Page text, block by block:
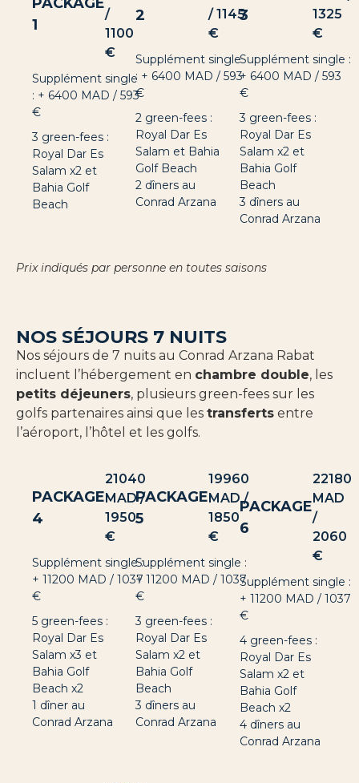
1
/
1100
€
Supplément single
: + 6400 MAD / 593
€
3 green-fees :
Royal Dar Es
Salam x2 et
Bahia Golf
Beach
2
/ 1145
€
Supplément single
: + 6400 MAD / 593
€
2 green-fees :
Royal Dar Es
Salam et Bahia
Golf Beach
2 dîners au
Conrad Arzana
3
1325
€
Supplément single :
+ 6400 MAD / 593
€
3 green-fees :
Royal Dar Es
Salam x2 et
Bahia Golf
Beach
3 dîners au
Conrad Arzana
Prix indiqués par personne en toutes saisons
NOS SÉJOURS 7 NUITS
Nos séjours de 7 nuits au Conrad Arzana Rabat
incluent l’hébergement en chambre double, les
petits déjeuners, plusieurs green-fees sur les
golfs partenaires ainsi que les transferts entre
l’aéroport, l’hôtel et les golfs.
PACKAGE
4
21040
MAD /
1950
€
Supplément single :
+ 11200 MAD / 1037
€
5 green-fees :
Royal Dar Es
Salam x3 et
Bahia Golf
Beach x2
1 dîner au
Conrad Arzana
PACKAGE
5
19960
MAD /
1850
€
Supplément single :
+ 11200 MAD / 1037
€
3 green-fees :
Royal Dar Es
Salam x2 et
Bahia Golf
Beach
3 dîners au
Conrad Arzana
PACKAGE
6
22180
MAD
/
2060
€
Supplément single :
+ 11200 MAD / 1037
€
4 green-fees :
Royal Dar Es
Salam x2 et
Bahia Golf
Beach x2
4 dîners au
Conrad Arzana